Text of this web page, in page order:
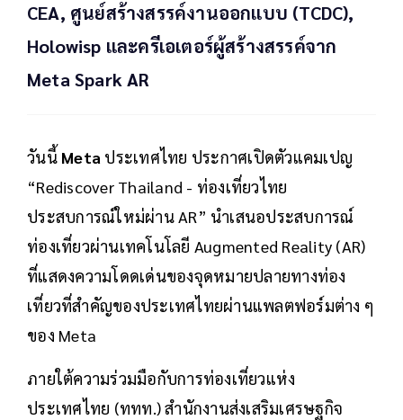
CEA, ศูนย์สร้างสรรค์งานออกแบบ (TCDC),
Holowisp และครีเอเตอร์ผู้สร้างสรรค์จาก
Meta Spark AR
วันนี้Meta ประเทศไทย ประกาศเปิดตัวแคมเปญ
“Rediscover Thailand - ท่องเที่ยวไทย
ประสบการณ์ใหม่ผ่าน AR” นำเสนอประสบการณ์
ท่องเที่ยวผ่านเทคโนโลยี Augmented Reality (AR)
ที่แสดงความโดดเด่นของจุดหมายปลายทางท่อง
เที่ยวที่สำคัญของประเทศไทยผ่านแพลตฟอร์มต่าง ๆ
ของ Meta
ภายใต้ความร่วมมือกับการท่องเที่ยวแห่ง
ประเทศไทย (ททท.) สำนักงานส่งเสริมเศรษฐกิจ